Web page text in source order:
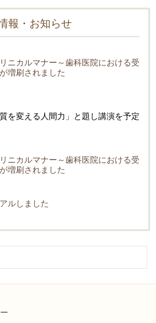
報・お知らせ
ニカルマナー～歯科医院における受
増刷されました
を変える人間力」と題し講演を予定
ニカルマナー～歯科医院における受
増刷されました
ルしました